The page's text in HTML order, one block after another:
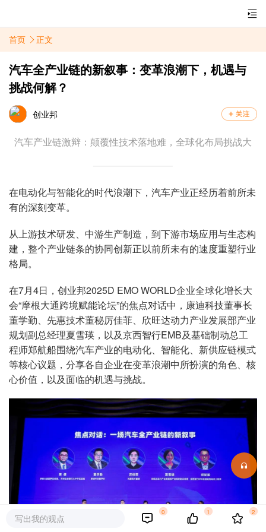
首页 正文
汽车全产业链的新叙事：变革浪潮下，机遇与
挑战何解？
创业邦
汽车产业链激辩：颠覆性技术落地难，全球化布局挑战大
在电动化与智能化的时代浪潮下，汽车产业正经历着前所未
有的深刻变革。
从上游技术研发、中游生产制造，到下游市场应用与生态构
建，整个产业链条的协同创新正以前所未有的速度重塑行业
格局。
在7月4日，创业邦2025D EMO WORLD企业全球化增长大
会“摩根大通跨境赋能论坛”的焦点对话中，康迪科技董事长
董学勤、先惠技术董秘厉佳菲、欣旺达动力产业发展部产业
规划副总经理夏雪瑛，以及京西智行EMB及基础制动总工
程师郑航船围绕汽车产业的电动化、智能化、新供应链模式
等核心议题，分享各自企业在变革浪潮中所扮演的角色、核
心价值，以及面临的机遇与挑战。
写出我的观点
0 1 2